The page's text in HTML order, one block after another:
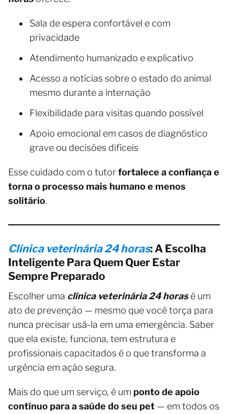
Sala de espera confortável e com
privacidade
Atendimento humanizado e explicativo
Acesso a notícias sobre o estado do animal
mesmo durante a internação
Flexibilidade para visitas quando possível
Apoio emocional em casos de diagnóstico
grave ou decisões difíceis
Esse cuidado com o tutorfortalece a confiança e
torna o processo mais humano e menos
solitário.
Clínica veterinária 24 horas: A Escolha
Inteligente Para Quem Quer Estar
Sempre Preparado
Escolher uma clínica veterinária 24 horasé um
ato de prevenção — mesmo que você torça para
nunca precisar usá-la em uma emergência. Saber
que ela existe, funciona, tem estrutura e
profissionais capacitados é o que transforma a
urgência em ação segura.
Mais do que um serviço, é um ponto de apoio
contínuo para a saúde do seu pet — em todos os